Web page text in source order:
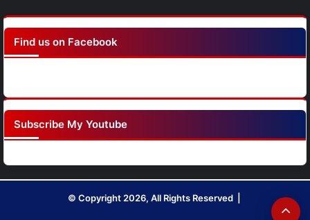
Find us on Facebook
Subscribe My Youtube
© Copyright 2026, All Rights Reserved |